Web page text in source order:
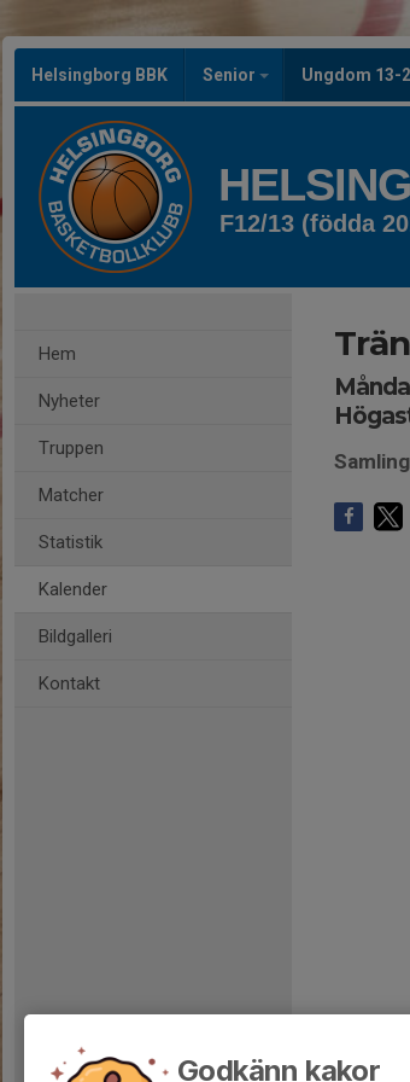
Helsingborg BBK Senior Ungdom 13-
F12/13 (födda
Hem
Nyheter
Truppen
Matcher
Statistik
Kalender
Bildgalleri
Kontakt
Godkänn kakor